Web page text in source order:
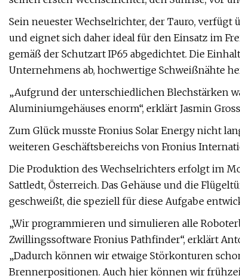
Sein neuester Wechselrichter, der Tauro,
und eignet sich daher ideal für den Einsatz im
gemäß der Schutzart IP65 abgedichtet. Die
Unternehmens ab, hochwertige Schweißnähte
„Aufgrund der unterschiedlichen Blechstärken
Aluminiumgehäuses enorm“, erklärt Jasmin
Zum Glück musste Fronius Solar Energy nicht
weiteren Geschäftsbereichs von Fronius
Die Produktion des Wechselrichters erfolgt im
Sattledt, Österreich. Das Gehäuse und die
geschweißt, die speziell für diese Aufgabe
„Wir programmieren und simulieren alle
Zwillingssoftware Fronius Pathfinder“, erklärt
„Dadurch können wir etwaige Störkonturen
Brennerpositionen. Auch hier können wir